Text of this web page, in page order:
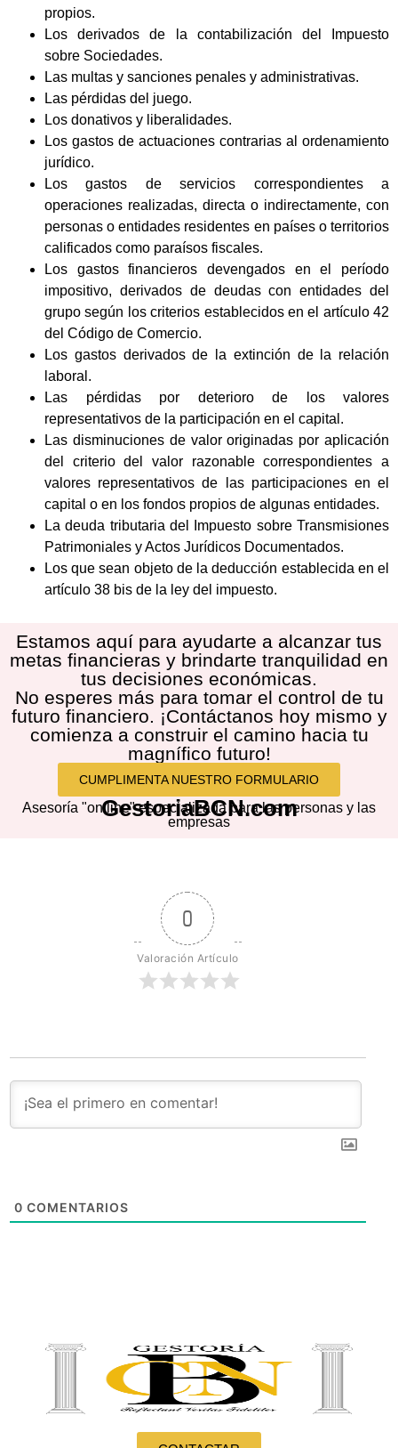
propios.
Los derivados de la contabilización del Impuesto
sobre Sociedades.
Las multas y sanciones penales y administrativas.
Las pérdidas del juego.
Los donativos y liberalidades.
Los gastos de actuaciones contrarias al ordenamiento
jurídico.
Los gastos de servicios correspondientes a
operaciones realizadas, directa o indirectamente, con
personas o entidades residentes en países o territorios
calificados como paraísos fiscales.
Los gastos financieros devengados en el período
impositivo, derivados de deudas con entidades del
grupo según los criterios establecidos en el artículo 42
del Código de Comercio.
Los gastos derivados de la extinción de la relación
laboral.
Las pérdidas por deterioro de los valores
representativos de la participación en el capital.
Las disminuciones de valor originadas por aplicación
del criterio del valor razonable correspondientes a
valores representativos de las participaciones en el
capital o en los fondos propios de algunas entidades.
La deuda tributaria del Impuesto sobre Transmisiones
Patrimoniales y Actos Jurídicos Documentados.
Los que sean objeto de la deducción establecida en el
artículo 38 bis de la ley del impuesto.
Estamos aquí para ayudarte a alcanzar tus
metas financieras y brindarte tranquilidad en
tus decisiones económicas.
No esperes más para tomar el control de tu
futuro financiero. ¡Contáctanos hoy mismo y
comienza a construir el camino hacia tu
magnífico futuro!
CUMPLIMENTA NUESTRO FORMULARIO
GestoriaBCN.com
Asesoría "on line" especializada para las personas y las
empresas
0
Valoración Artículo
0 COMENTARIOS